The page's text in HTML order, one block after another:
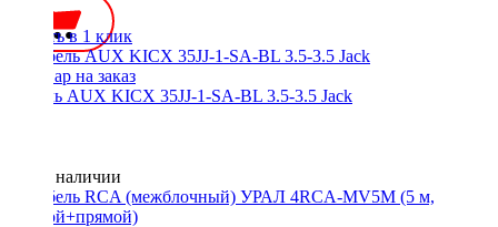
Купить в 1 клик
Кабель AUX KICX 35JJ-1-SA-BL 3.5-3.5 Jack
Нет в наличии